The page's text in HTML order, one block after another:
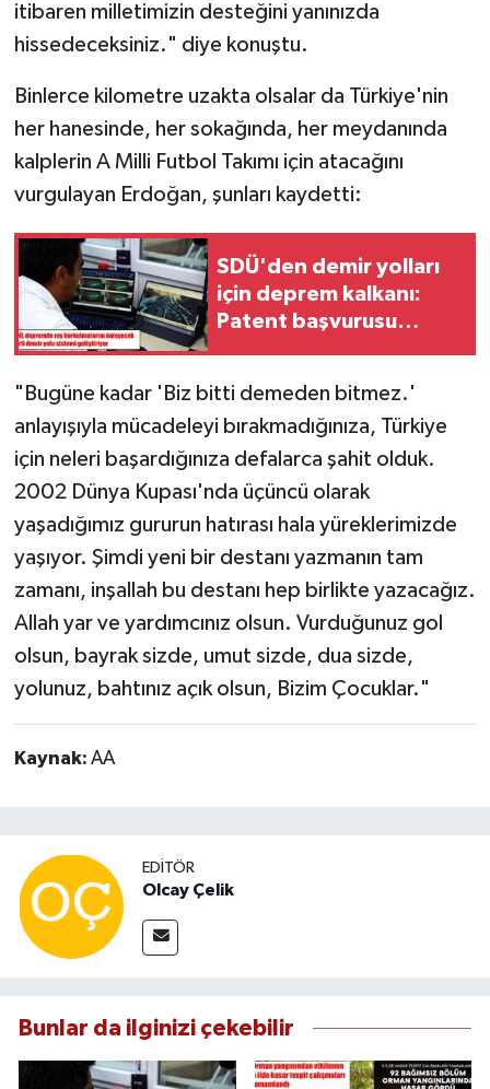
itibaren milletimizin desteğini yanınızda
hissedeceksiniz." diye konuştu.
Binlerce kilometre uzakta olsalar da Türkiye'nin
her hanesinde, her sokağında, her meydanında
kalplerin A Milli Futbol Takımı için atacağını
vurgulayan Erdoğan, şunları kaydetti:
SDÜ'den demir yolları
için deprem kalkanı:
Patent başvurusu
"Bugüne kadar 'Biz bitti demeden bitmez.'
anlayışıyla mücadeleyi bırakmadığınıza, Türkiye
için neleri başardığınıza defalarca şahit olduk.
2002 Dünya Kupası'nda üçüncü olarak
yaşadığımız gururun hatırası hala yüreklerimizde
yaşıyor. Şimdi yeni bir destanı yazmanın tam
zamanı, inşallah bu destanı hep birlikte yazacağız.
Allah yar ve yardımcınız olsun. Vurduğunuz gol
olsun, bayrak sizde, umut sizde, dua sizde,
yolunuz, bahtınız açık olsun, Bizim Çocuklar."
Kaynak: AA
EDITÖR
Olcay Çelik
Bunlar da ilginizi çekebilir